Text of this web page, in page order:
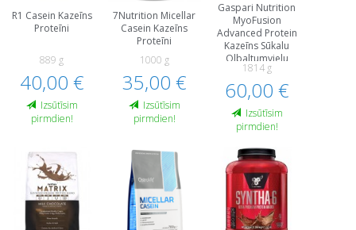
R1 Casein Kazeīns
Proteīni
889 g
40,00 €
Izsūtīsim
pirmdien!
7Nutrition Micellar
Casein Kazeīns
Proteīni
1000 g
35,00 €
Izsūtīsim
pirmdien!
Gaspari Nutrition
MyoFusion
Advanced Protein
Kazeīns Sūkalu
Olbaltumvielu
Hidrolizāts, WPH
Proteīni
1814 g
60,00 €
Izsūtīsim
pirmdien!